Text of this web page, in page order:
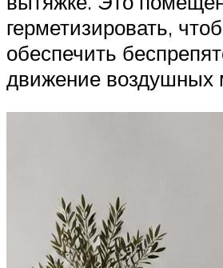
герметизировать,
обеспечить
движение воздушных